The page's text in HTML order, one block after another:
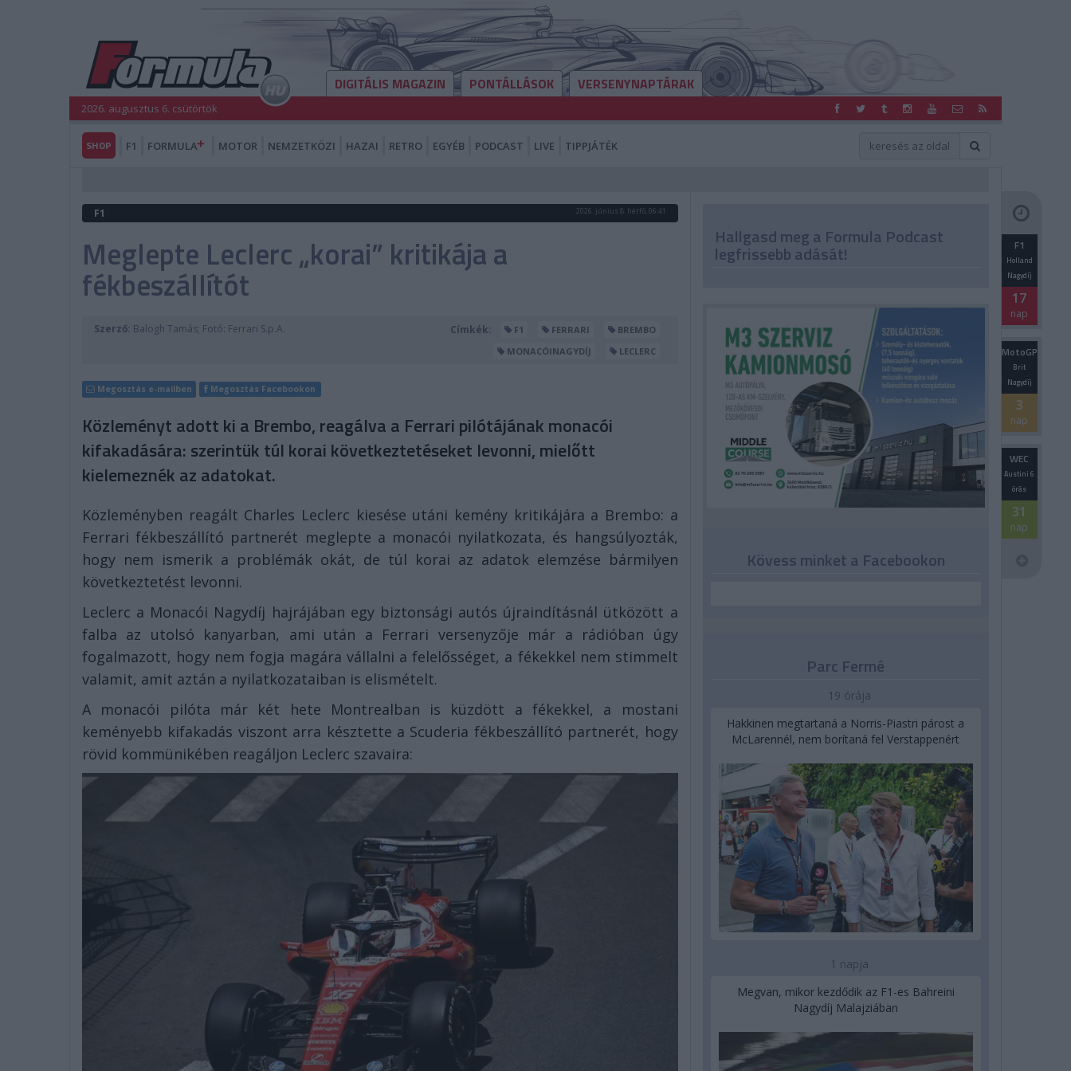
DIGITÁLIS MAGAZIN PONTÁLLÁSOK VERSENYNAPTÁRAK
2026. augusztus 6. csütörtök
SHOP F1 FORMULA MOTOR NEMZETKÖZI HAZAI RETRO EGYÉB PODCAST LIVE TIPPJÁTÉK
F1 2026. június 8. hétfő, 06:41
Meglepte Leclerc „korai” kritikája a
fékbeszállítót
Szerző: Balogh Tamás; Fotó: Ferrari S.p.A. Címkék: F1 FERRARI
BREMBO
MONACÓINAGYDÍJ
LECLERC
Megosztás e-mailben Megosztás Facebookon
Közleményt adott ki a Brembo, reagálva a Ferrari pilótájának monacói
kifakadására: szerintük túl korai következtetéseket levonni, mielőtt
kielemeznék az adatokat.
Közleményben reagált Charles Leclerc kiesése utáni kemény kritikájára a Brembo: a
Ferrari fékbeszállító partnerét meglepte a monacói nyilatkozata, és hangsúlyozták,
hogy nem ismerik a problémák okát, de túl korai az adatok elemzése bármilyen
következtetést levonni.
Leclerc a Monacói Nagydíj hajrájában egy biztonsági autós újraindításnál ütközött a
falba az utolsó kanyarban, ami után a Ferrari versenyzője már a rádióban úgy
fogalmazott, hogy nem fogja magára vállalni a felelősséget, a fékekkel nem stimmelt
valamit, amit aztán a nyilatkozataiban is elismételt.
A monacói pilóta már két hete Montrealban is küzdött a fékekkel, a mostani
keményebb kifakadás viszont arra késztette a Scuderia fékbeszállító partnerét, hogy
rövid kommünikében reagáljon Leclerc szavaira:
Hallgasd meg a Formula Podcast
legfrissebb adását! F1
Holland
Nagydíj
17
nap
MotoGP
Brit
Nagydíj
3
nap
WEC
Austini 6
órás
31
nap
Kövess minket a Facebookon
Parc Fermé
19 órája
Hakkinen megtartaná a Norris-Piastri párost a
McLarennél, nem borítaná fel Verstappenért
1 napja
Megvan, mikor kezdődik az F1-es Bahreini
Nagydíj Malajziában